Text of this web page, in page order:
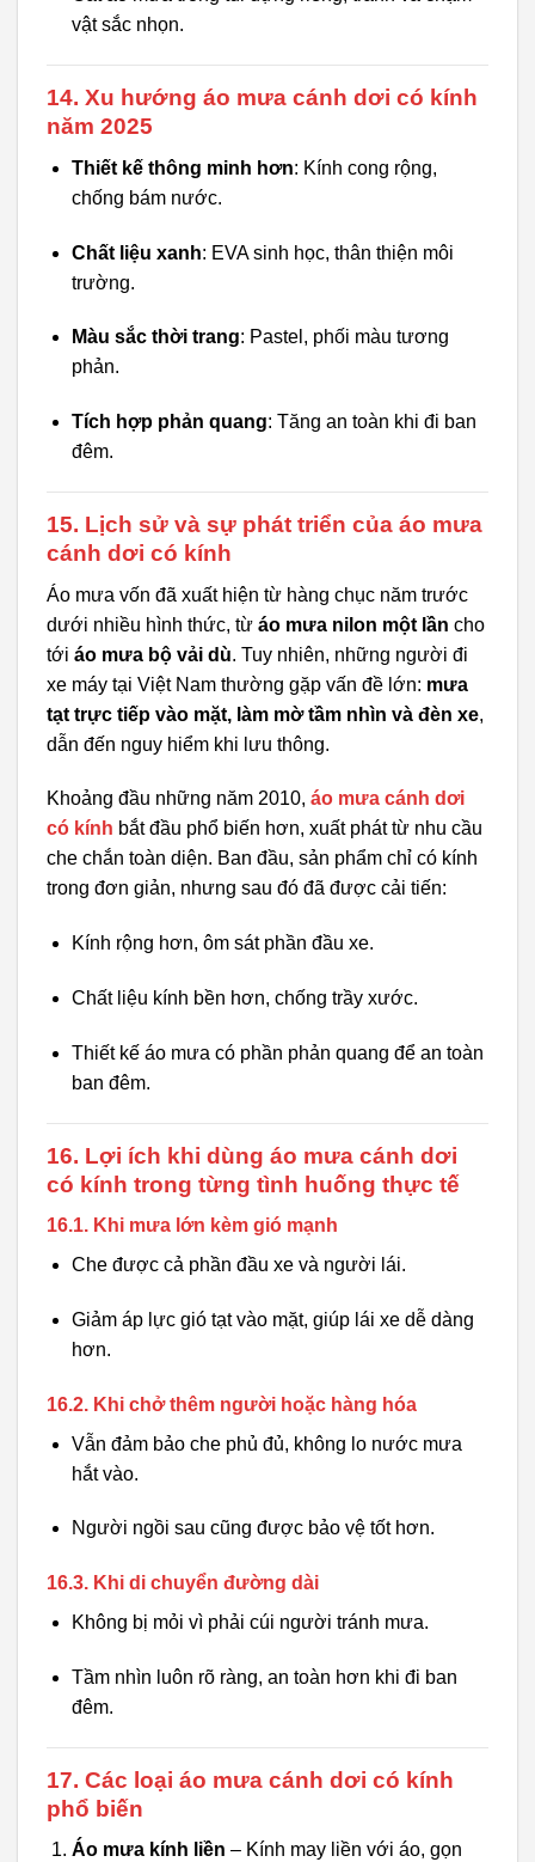
vật sắc nhọn.
14. Xu hướng áo mưa cánh dơi có kính
năm 2025
Thiết kế thông minh hơn: Kính cong rộng,
chống bám nước.
Chất liệu xanh: EVA sinh học, thân thiện môi
trường.
Màu sắc thời trang: Pastel, phối màu tương
phản.
Tích hợp phản quang: Tăng an toàn khi đi ban
đêm.
15. Lịch sử và sự phát triển của áo mưa
cánh dơi có kính
Áo mưa vốn đã xuất hiện từ hàng chục năm trước
dưới nhiều hình thức, từ áo mưa nilon một lần cho
tới áo mưa bộ vải dù. Tuy nhiên, những người đi
xe máy tại Việt Nam thường gặp vấn đề lớn: mưa
tạt trực tiếp vào mặt, làm mờ tầm nhìn và đèn xe,
dẫn đến nguy hiểm khi lưu thông.
Khoảng đầu những năm 2010, áo mưa cánh dơi
có kính bắt đầu phổ biến hơn, xuất phát từ nhu cầu
che chắn toàn diện. Ban đầu, sản phẩm chỉ có kính
trong đơn giản, nhưng sau đó đã được cải tiến:
Kính rộng hơn, ôm sát phần đầu xe.
Chất liệu kính bền hơn, chống trầy xước.
Thiết kế áo mưa có phần phản quang để an toàn
ban đêm.
16. Lợi ích khi dùng áo mưa cánh dơi
có kính trong từng tình huống thực tế
16.1. Khi mưa lớn kèm gió mạnh
Che được cả phần đầu xe và người lái.
Giảm áp lực gió tạt vào mặt, giúp lái xe dễ dàng
hơn.
16.2. Khi chở thêm người hoặc hàng hóa
Vẫn đảm bảo che phủ đủ, không lo nước mưa
hắt vào.
Người ngồi sau cũng được bảo vệ tốt hơn.
16.3. Khi di chuyển đường dài
Không bị mỏi vì phải cúi người tránh mưa.
Tầm nhìn luôn rõ ràng, an toàn hơn khi đi ban
đêm.
17. Các loại áo mưa cánh dơi có kính
phổ biến
Áo mưa kính liền – Kính may liền với áo, gọn